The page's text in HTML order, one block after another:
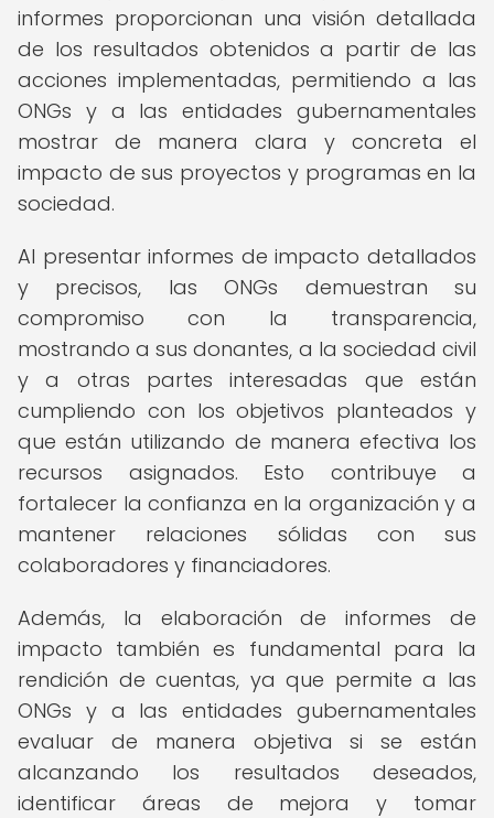
informes proporcionan una visión detallada
de los resultados obtenidos a partir de las
acciones implementadas, permitiendo a las
ONGs y a las entidades gubernamentales
mostrar de manera clara y concreta el
impacto de sus proyectos y programas en la
sociedad.
Al presentar informes de impacto detallados
y precisos, las ONGs demuestran su
compromiso con la transparencia,
mostrando a sus donantes, a la sociedad civil
y a otras partes interesadas que están
cumpliendo con los objetivos planteados y
que están utilizando de manera efectiva los
recursos asignados. Esto contribuye a
fortalecer la confianza en la organización y a
mantener relaciones sólidas con sus
colaboradores y financiadores.
Además, la elaboración de informes de
impacto también es fundamental para la
rendición de cuentas, ya que permite a las
ONGs y a las entidades gubernamentales
evaluar de manera objetiva si se están
alcanzando los resultados deseados,
identificar áreas de mejora y tomar